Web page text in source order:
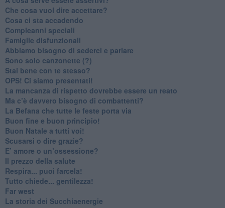
​Che cosa vuol dire accettare?
​Cosa ci sta accadendo
​Compleanni speciali
​Famiglie disfunzionali
​Abbiamo bisogno di sederci e parlare
Sono solo canzonette (?)
​Stai bene con te stesso?
​OPS! Ci siamo presentati!
​La mancanza di rispetto dovrebbe essere un reato
​Ma c’è davvero bisogno di combattenti?
​La Befana che tutte le feste porta via
Buon fine e buon principio!
​Buon Natale a tutti voi!
​Scusarsi o dire grazie?
​E’ amore o un’ossessione?
​Il prezzo della salute
​Respira... puoi farcela!
​Tutto chiede... gentilezza!
​Far west
​La storia dei Succhiaenergie